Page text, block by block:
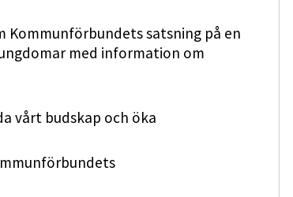
satsning på en
med information om
vårt budskap och öka